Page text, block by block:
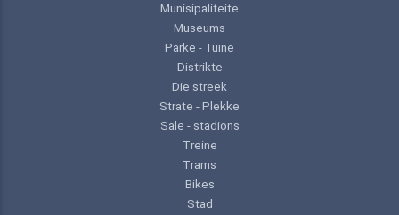
Munisipaliteite
Museums
Parke - Tuine
Distrikte
Die streek
Strate - Plekke
Sale - stadions
Treine
Trams
Bikes
Stad